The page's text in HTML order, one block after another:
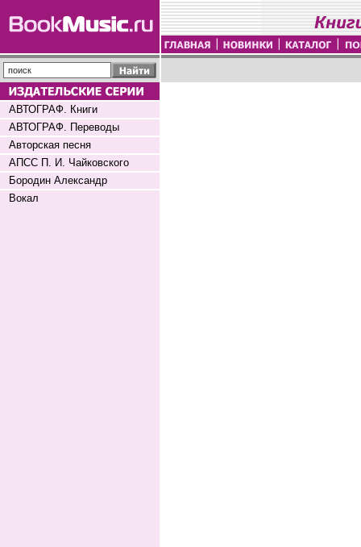
АВТОГРАФ. Книги
АВТОГРАФ. Переводы
Авторская песня
АПСС П. И. Чайковского
Бородин Александр
Вокал